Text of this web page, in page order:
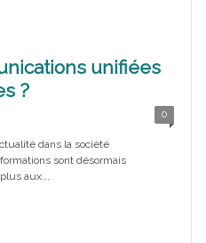
unifiées
?
0
dans la société
sont désormais
aux...